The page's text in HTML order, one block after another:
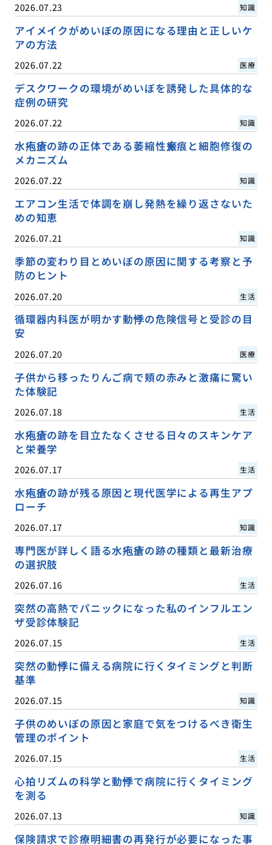
2026.07.23 知識
アイメイクがめいぼの原因になる理由と正しいケ
アの方法
2026.07.22 医療
デスクワークの環境がめいぼを誘発した具体的な
症例の研究
2026.07.22 知識
水疱瘡の跡の正体である萎縮性瘢痕と細胞修復の
メカニズム
2026.07.22 知識
エアコン生活で体調を崩し発熱を繰り返さないた
めの知恵
2026.07.21 知識
季節の変わり目とめいぼの原因に関する考察と予
防のヒント
2026.07.20 生活
循環器内科医が明かす動悸の危険信号と受診の目
安
2026.07.20 医療
子供から移ったりんご病で頬の赤みと激痛に驚い
た体験記
2026.07.18 生活
水疱瘡の跡を目立たなくさせる日々のスキンケア
と栄養学
2026.07.17 生活
水疱瘡の跡が残る原因と現代医学による再生アプ
ローチ
2026.07.17 知識
専門医が詳しく語る水疱瘡の跡の種類と最新治療
の選択肢
2026.07.16 生活
突然の高熱でパニックになった私のインフルエン
ザ受診体験記
2026.07.15 生活
突然の動悸に備える病院に行くタイミングと判断
基準
2026.07.15 知識
子供のめいぼの原因と家庭で気をつけるべき衛生
管理のポイント
2026.07.15 生活
心拍リズムの科学と動悸で病院に行くタイミング
を測る
2026.07.13 知識
保険請求で診療明細書の再発行が必要になった事